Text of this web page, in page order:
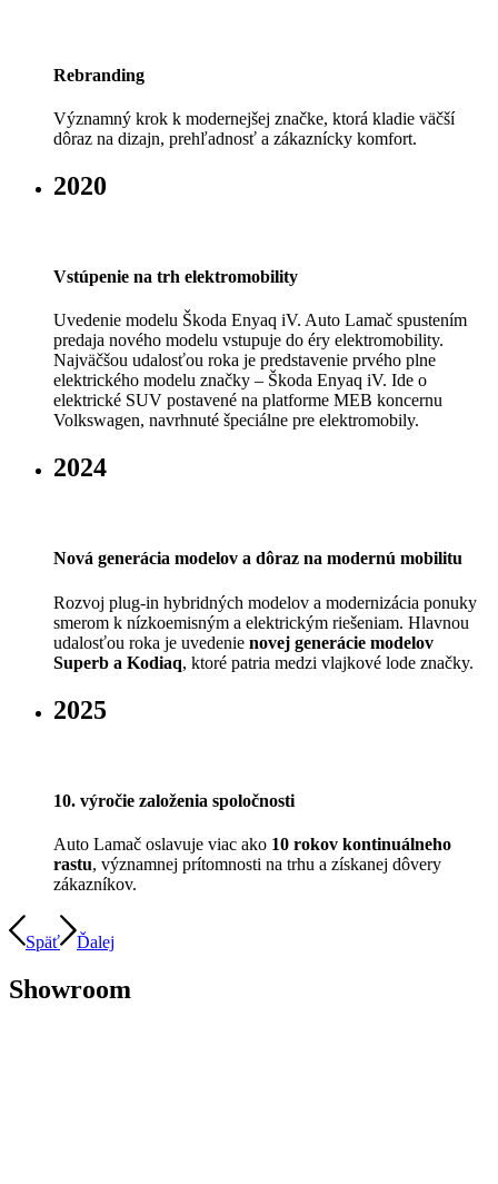
Rebranding
Významný krok k modernejšej značke, ktorá kladie väčší
dôraz na dizajn, prehľadnosť a zákaznícky komfort.
2020
Vstúpenie na trh elektromobility
Uvedenie modelu Škoda Enyaq iV. Auto Lamač spustením
predaja nového modelu vstupuje do éry elektromobility.
Najväčšou udalosťou roka je predstavenie prvého plne
elektrického modelu značky – Škoda Enyaq iV. Ide o
elektrické SUV postavené na platforme MEB koncernu
Volkswagen, navrhnuté špeciálne pre elektromobily.
2024
Nová generácia modelov a dôraz na modernú mobilitu
Rozvoj plug-in hybridných modelov a modernizácia ponuky
smerom k nízkoemisným a elektrickým riešeniam. Hlavnou
udalosťou roka je uvedenie novej generácie modelov
Superb a Kodiaq, ktoré patria medzi vlajkové lode značky.
2025
10. výročie založenia spoločnosti
Auto Lamač oslavuje viac ako 10 rokov kontinuálneho
rastu, významnej prítomnosti na trhu a získanej dôvery
zákazníkov.
Späť Ďalej
Showroom